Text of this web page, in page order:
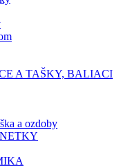
A TAŠKY, BALIACI
a ozdoby